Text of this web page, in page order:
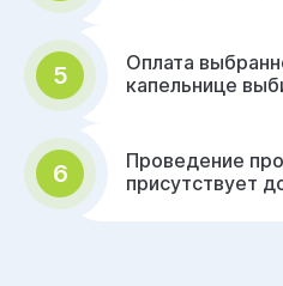
5
Оплата
капельнице
6
Проведение
присутствует